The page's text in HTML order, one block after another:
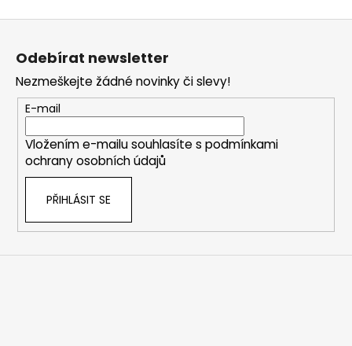
Z
Odebírat newsletter
Nezmeškejte žádné novinky či slevy!
E-mail
Vložením e-mailu souhlasíte s podmínkami
ochrany osobních údajů
PŘIHLÁSIT SE